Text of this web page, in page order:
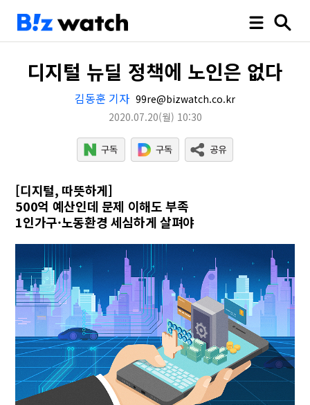
디지털 뉴딜 정책에 노인은 없다
김동훈 기자 99re@bizwatch.co.kr
2020.07.20(월) 10:30
[디지털, 따뜻하게]
500억 예산인데 문제 이해도 부족
1인가구·노동환경 세심하게 살펴야